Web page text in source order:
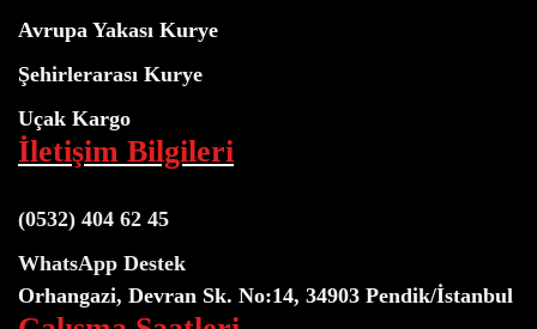
Avrupa Yakası Kurye
Şehirlerarası Kurye
Uçak Kargo
İletişim Bilgileri
(0532) 404 62 45
WhatsApp Destek
Orhangazi, Devran Sk. No:14, 34903 Pendik/İstanbul